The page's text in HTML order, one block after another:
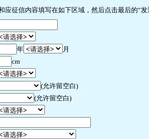
应征信内容填写在如下区域，然后点击最后的“
年
月
cm
(允许留空白)
(允许留空白)